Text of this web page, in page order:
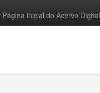
Página inicial do Acervo Digital